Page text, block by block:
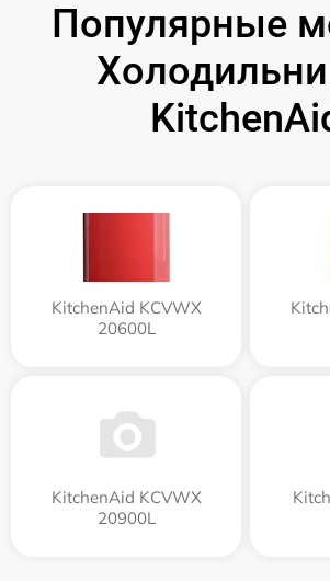
Популярные
KitchenAid KCVWX
20600L
KitchenAid KCVWX
20900L